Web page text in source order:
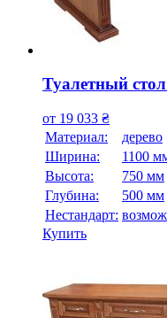
Туалетный
от 19 033 ₴
Материал:
дерево
Ширина:
1100
Высота:
750 мм
Глубина:
500 мм
Нестандарт:
Купить